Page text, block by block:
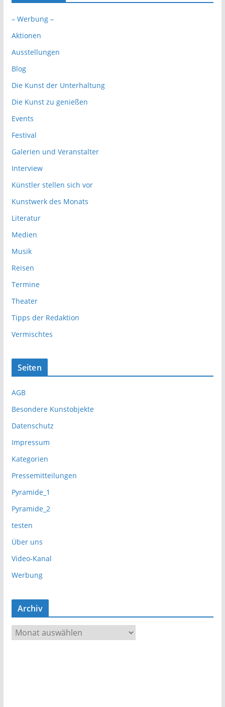
– Werbung –
Aktionen
Ausstellungen
Blog
Die Kunst der Unterhaltung
Die Kunst zu genießen
Events
Festival
Galerien und Veranstalter
Interview
Künstler stellen sich vor
Kunstwerk des Monats
Literatur
Medien
Musik
Reisen
Termine
Theater
Tipps der Redaktion
Vermischtes
Seiten
AGB
Besondere Kunstobjekte
Datenschutz
Impressum
Kategorien
Pressemitteilungen
Pyramide_1
Pyramide_2
testen
Über uns
Video-Kanal
Werbung
Archiv
r